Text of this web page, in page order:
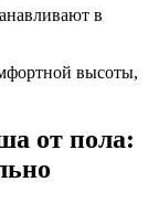
в
высоты,
от пола: